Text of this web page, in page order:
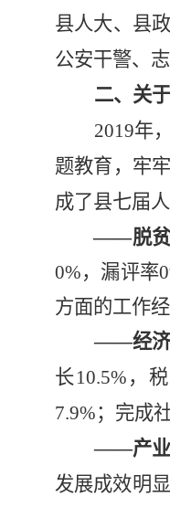
县人大、县
公安干警、
二、关于
2019年
题教育，牢
成了县七届
——脱贫
0%，漏评率
方面的工作
——经济
长10.5% ，
7.9%；完成
——产业
发展成效明